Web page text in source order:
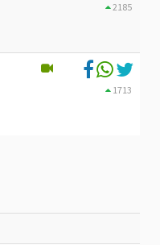
2185
1713